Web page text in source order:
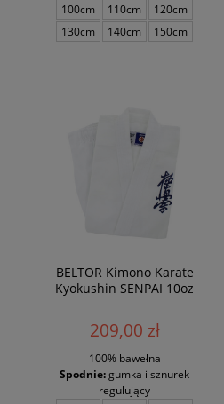
100cm
110cm
120cm
130cm
140cm 150cm
BELTOR Kimono Karate
Kyokushin SENPAI 10oz
209,00 zł
100% bawełna
Spodnie:gumka i sznurek
regulujący